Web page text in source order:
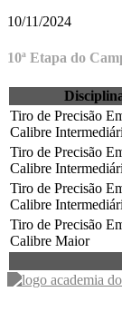
10/11/2024
10ª Etapa do
Tiro de Precisão
Calibre
Tiro de Precisão
Calibre
Tiro de Precisão
Calibre
Tiro de Precisão
Calibre Maior